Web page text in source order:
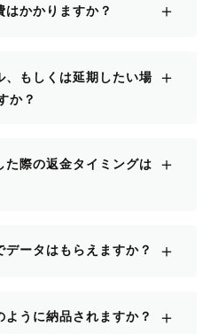
はかかりますか？ ＋
、もしくは延期したい場
か？
＋
た際の返金タイミングは
＋
ータはもらえますか？ ＋
うに納品されますか？ ＋